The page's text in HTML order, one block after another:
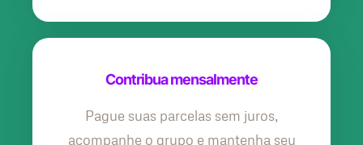
Contribua mensalmente
Pague suas parcelas sem juros,
acompanhe o grupo e mantenha seu